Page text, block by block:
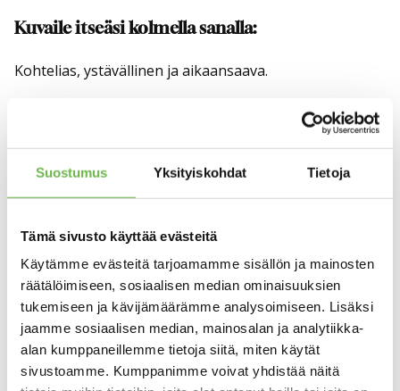
Suostumus Yksityiskohdat Tietoja
Tämä sivusto käyttää evästeitä
Käytämme evästeitä tarjoamamme sisällön ja mainosten
räätälöimiseen, sosiaalisen median ominaisuuksien
tukemiseen ja kävijämäärämme analysoimiseen. Lisäksi
jaamme sosiaalisen median, mainosalan ja analytiikka-
alan kumppaneillemme tietoja siitä, miten käytät
sivustoamme. Kumppanimme voivat yhdistää näitä
f
2
Kuvaile itseäsi kolmella sanalla:
Kohtelias, ystävällinen ja aikaansaava.
Minulla on pitkä kokemus pientalojen myynnistä ja
rakentamisesta. Tämä kokemus on ollut hyvä pohja
kiinteistönvälittäjän työssä.
Kauanko olet työskennellyt alalla?
Aloitin kiinteistöalalla talokauppiaana 1998 ja
kiinteistönvälityspuolelle siirryin 2022.
Mikä tekee sinusta hyvän työssäsi?
Tulen hyvin toimeen erilaisten ihmisten kanssa. Lisäksi